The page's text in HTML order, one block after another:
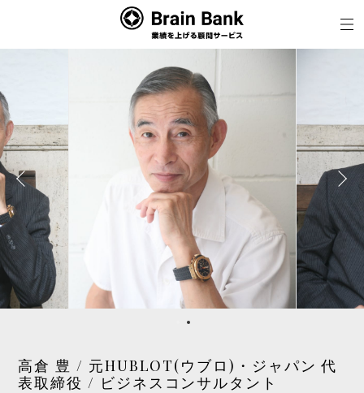
高倉 豊 / 元HUBLOT(ウブロ)・ジャパン 代
表取締役 / ビジネスコンサルタント